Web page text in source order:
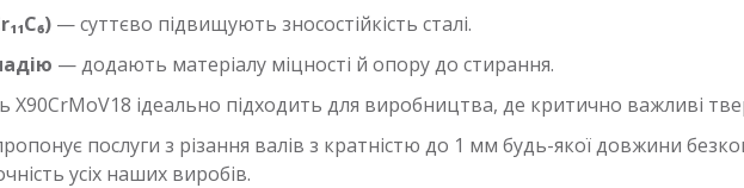
— суттєво підвищують зносостійкість сталі.
— додають матеріалу міцності й опору до стирання.
X90CrMoV18 ідеально підходить для виробництва, де критично важливі
послуги з різання валів з кратністю до 1 мм будь-якої довжини
усіх наших виробів.